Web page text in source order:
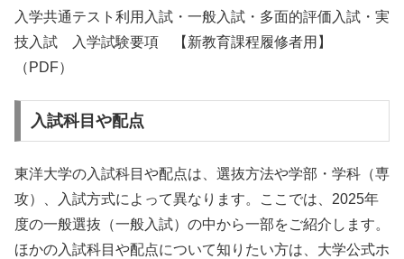
入学共通テスト利用入試・一般入試・多面的評価入試・実
技入試 入学試験要項 【新教育課程履修者用】
（PDF）
入試科目や配点
東洋大学の入試科目や配点は、選抜方法や学部・学科（専
攻）、入試方式によって異なります。ここでは、2025年
度の一般選抜（一般入試）の中から一部をご紹介します。
ほかの入試科目や配点について知りたい方は、大学公式ホ